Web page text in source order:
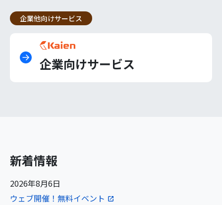
企業他向けサービス
企業向けサービス
新着情報
2026年8月6日
ウェブ開催！無料イベント